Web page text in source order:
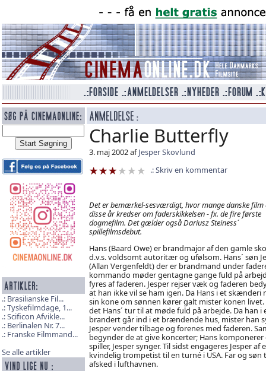
Brasilianske Fil...
Tyskefilmdage, 1...
Scificon Afvikle...
Berlinalen Nr. 7...
Franske Filmmand...
Se alle artikler
Charlie Butterfly
3. maj 2002 afJesper Skovlund
Skriv en kommentar
Det er bemærkel-sesværdigt, hvor mange danske film
disse år kredser om faderskikkelsen - fx. de fire første
dogmefilm. Det gælder også Dariusz Steiness´
spillefilmsdebut.
Hans (Baard Owe) er brandmajor af den gamle
d.v.s. voldsomt autoritær og ufølsom. Hans´ søn
(Allan Vergenfeldt) der er brandmand under
kommando møder gentagne gange fuld på
fyres af faderen. Jesper rejser væk og faderen
at han ikke vil se ham igen. Da Hans i et skænderi
sin kone om sønnen kører galt mister konen livet.
det Hans´ tur til at møde fuld på arbejde. Da han i
brandert går ind i et brændende hus, mister han
Jesper vender tilbage og forenes med faderen.
begynder de at give koncerter; Hans komponerer
spiller, Jesper synger. Til sidst engageres Jesper af
kvindelig trompetist til en turné i USA. Far og søn
afsked i lufthavnen.